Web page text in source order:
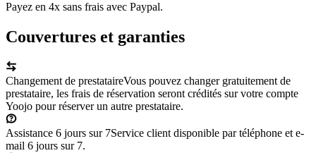
Payez en 4x sans frais avec Paypal.
Couvertures et garanties
Changement de prestataireVous pouvez changer gratuitement de
prestataire, les frais de réservation seront crédités sur votre compte
Yoojo pour réserver un autre prestataire.
Assistance 6 jours sur 7Service client disponible par téléphone et e-
mail 6 jours sur 7.